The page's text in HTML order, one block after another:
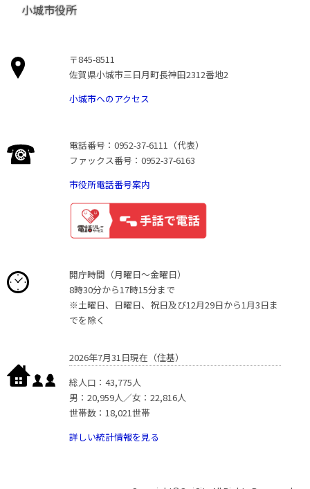
小城市役所
〒845-8511
佐賀県小城市三日月町長神田2312番地2
小城市へのアクセス
電話番号：0952-37-6111（代表）
ファックス番号：0952-37-6163
市役所電話番号案内
開庁時間（月曜日〜金曜日）
8時30分から17時15分まで
※土曜日、日曜日、祝日及び12月29日から1月3日ま
でを除く
2026年7月31日現在（住基）
総人口：43,775人
男：20,959人／女：22,816人
世帯数：18,021世帯
詳しい統計情報を見る